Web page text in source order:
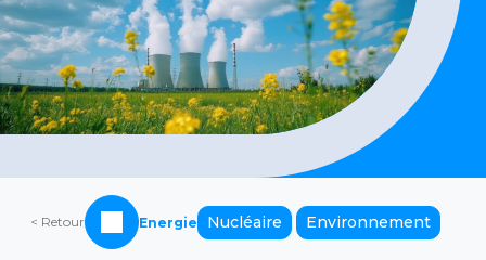
< Retour Energie Nucléaire Environnement